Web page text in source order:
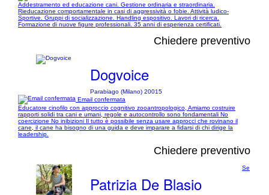
Addestramento ed educazione cani. Gestione ordinaria e straordinaria.
Rieducazione comportamentale in casi di aggressività o fobie. Attività ludico-
Sportive. Gruppi di socializzazione. Handling espositivo. Lavori di ricerca.
Formazione di nuove figure professionali. 35 anni di esperienza certificati.
Chiedere preventivo
Dogvoice
Parabiago (Milano) 20015
Email confermata
Educatore cinofilo con approccio cognitivo zooantropologico, Amiamo costruire
rapporti solidi tra cani e umani, regole e autocontrollo sono fondamentali No
coercizione No inibizioni Il tutto è possibile senza usare approcci che rovinano il
cane, il cane ha bisogno di una guida e deve imparare a fidarsi di chi dirige la
leadership.
Chiedere preventivo
Patrizia De Blasio
Se